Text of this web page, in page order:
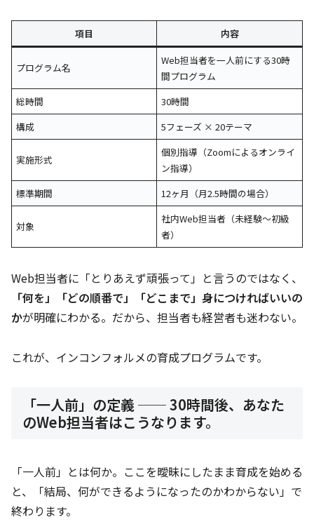
項目 内容
プログラム名
Web担当者を一人前にする30時
間プログラム
総時間
30時間
構成
5フェーズ × 20テーマ
実施形式
個別指導（Zoomによるオンライ
ン指導）
標準期間
12ヶ月（月2.5時間の場合）
対象
社内Web担当者（未経験〜初級
者）
Web担当者に「とりあえず頑張って」と言うのではなく、
「何を」「どの順番で」「どこまで」身につければいいの
かが明確にわかる。だから、担当者も経営者も迷わない。
これが、インコンフォルメの育成プログラムです。
「一人前」の定義 ── 30時間後、あなた
のWeb担当者はこうなります。
「一人前」とは何か。ここを曖昧にしたまま育成を始める
と、「結局、何ができるようになったのかわからない」で
終わります。